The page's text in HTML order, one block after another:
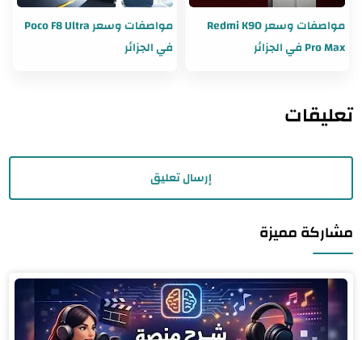
مواصفات وسعر Redmi K90
Pro Max في الجزائر
مواصفات وسعر Poco F8 Ultra
في الجزائر
تعليقات
إرسال تعليق
مشاركة مميزة